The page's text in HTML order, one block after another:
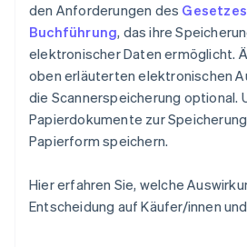
den Anforderungen des
Buchführung, das ihre
elektronischer Daten ermöglicht.
oben erläuterten elektronischen
die Scannerspeicherung optional.
Papierdokumente zur
Papierform speichern.
Hier erfahren Sie, welche
Entscheidung auf Käufer/innen